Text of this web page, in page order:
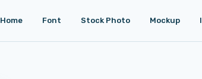
Home Font Stock Photo Mockup